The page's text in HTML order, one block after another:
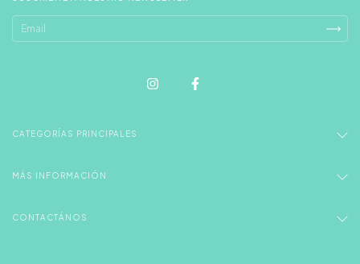
CATEGORÍAS PRINCIPALES
MÁS INFORMACIÓN
CONTACTÁNOS